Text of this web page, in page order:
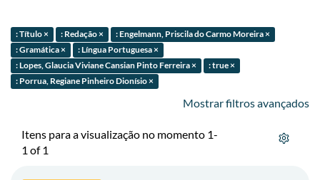
: Título × : Redação ×
: Engelmann, Priscila do Carmo Moreira ×
: Gramática ×
: Língua Portuguesa ×
: Lopes, Glaucia Viviane Cansian Pinto Ferreira ×
: true ×
: Porrua, Regiane Pinheiro Dionísio ×
Mostrar filtros avançados
Itens para a visualização no momento 1-
1 of 1